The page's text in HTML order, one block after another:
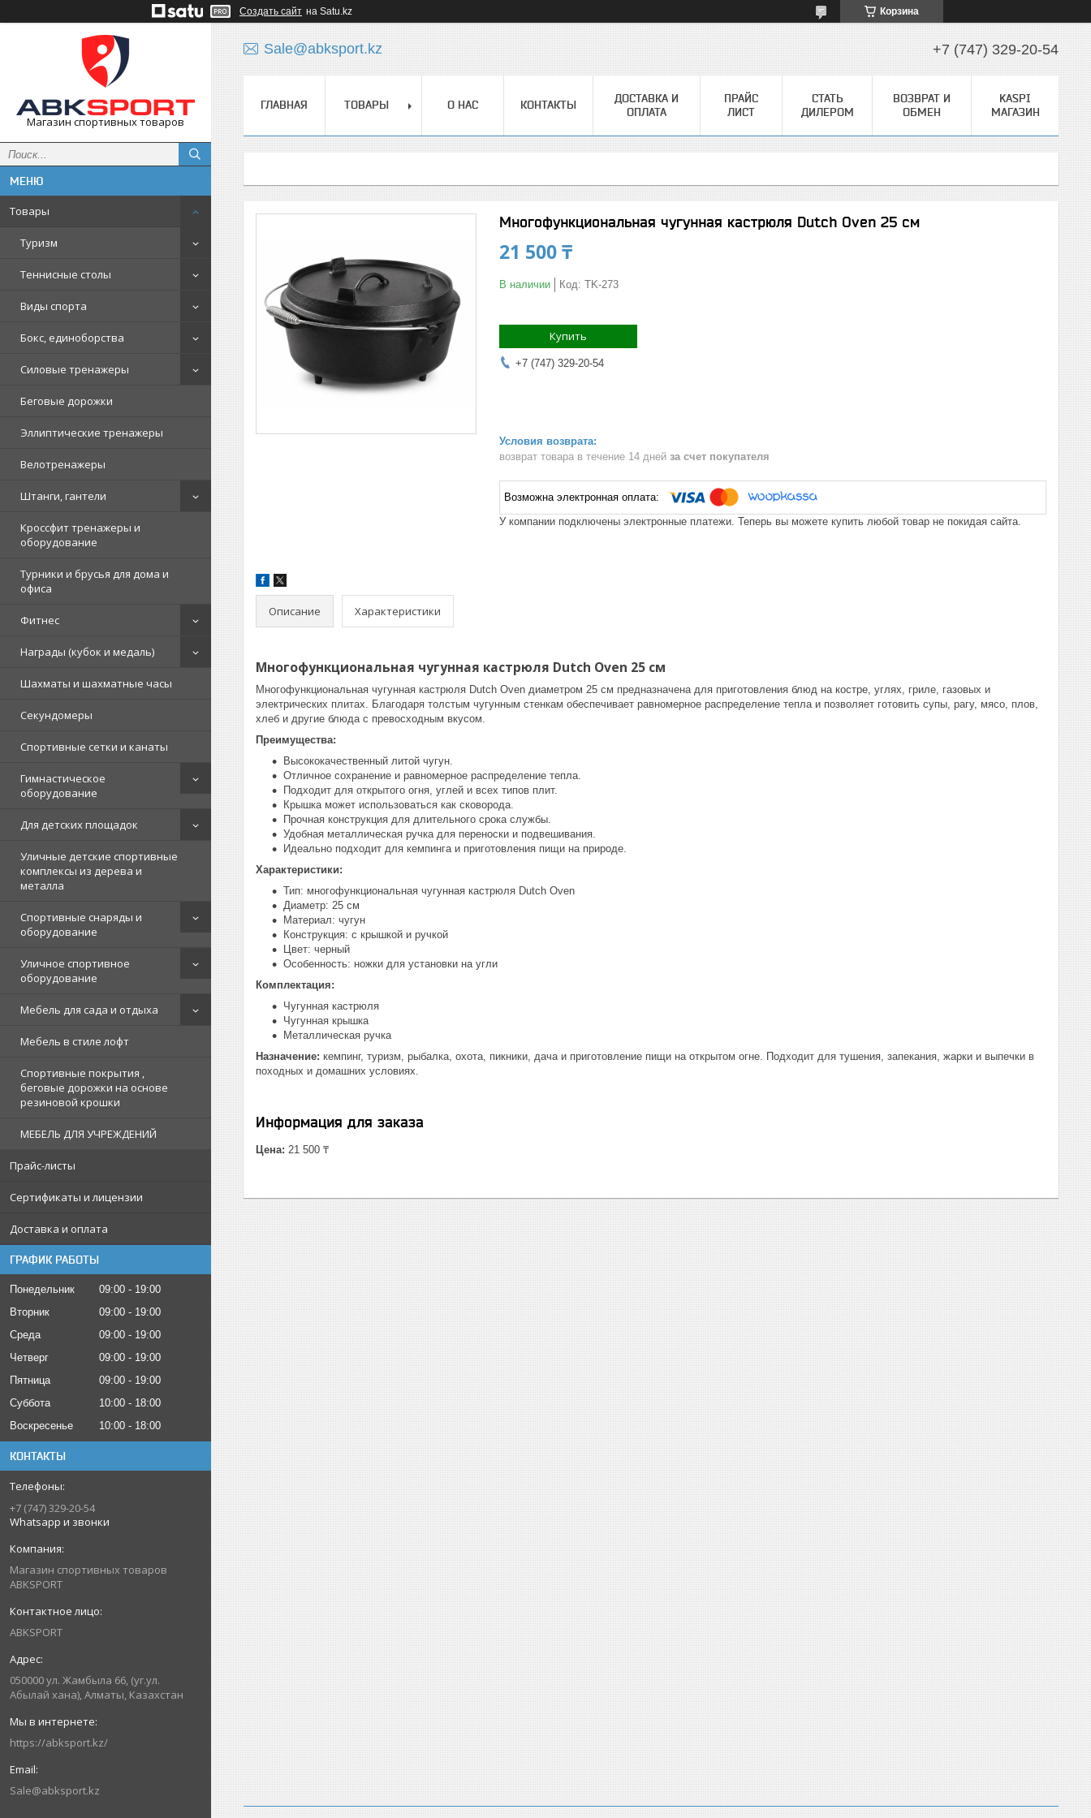
Создать сайт на Satu.kz Корзина
Магазин спортивных товаров
Товары
Туризм
Теннисные столы
Виды спорта
Бокс, единоборства
Силовые тренажеры
Беговые дорожки
Эллиптические тренажеры
Велотренажеры
Штанги, гантели
Кроссфит тренажеры и
оборудование
Турники и брусья для дома и
офиса
Фитнес
Награды (кубок и медаль)
Шахматы и шахматные часы
Секундомеры
Спортивные сетки и канаты
Гимнастическое
оборудование
Для детских площадок
Уличные детские спортивные
комплексы из дерева и
металла
Спортивные снаряды и
оборудование
Уличное спортивное
оборудование
Мебель для сада и отдыха
Мебель в стиле лофт
Спортивные покрытия ,
беговые дорожки на основе
резиновой крошки
МЕБЕЛЬ ДЛЯ УЧРЕЖДЕНИЙ
Прайс-листы
Сертификаты и лицензии
Доставка и оплата
ГРАФИК РАБОТЫ
Понедельник 09:00
19:00
Вторник
09:00
19:00
Среда
09:00
19:00
Четверг
09:00
19:00
Пятница
09:00
19:00
Суббота
10:00
18:00
Воскресенье
10:00 18:00
КОНТАКТЫ
+7 (747) 329-20-54
Whatsapp и звонки
Магазин спортивных товаров
ABKSPORT
ABKSPORT
050000 ул. Жамбыла 66, (уг.ул.
Абылай хана), Алматы, Казахстан
https://abksport.kz/
Sale@abksport.kz
Sale@abksport.kz +7 (747) 329-20-54
ГЛАВНАЯ ТОВАРЫ О НАС КОНТАКТЫ
ДОСТАВКА И
ОПЛАТА
ПРАЙС
ЛИСТ
СТАТЬ
ДИЛЕРОМ
ВОЗВРАТ И
ОБМЕН
KASPI
МАГАЗИН
Многофункциональная чугунная кастрюля Dutch Oven 25 см
21 500 ₸
В наличии Код: TK-273
Купить
+7 (747) 329-20-54
возврат товара в течение 14 дней за счет покупателя
У компании подключены электронные платежи. Теперь вы можете купить любой товар не покидая сайта.
Описание Характеристики
Многофункциональная чугунная кастрюля Dutch Oven 25 см
Многофункциональная чугунная кастрюля Dutch Oven диаметром 25 см предназначена для приготовления блюд на костре, углях, гриле, газовых и
электрических плитах. Благодаря толстым чугунным стенкам обеспечивает равномерное распределение тепла и позволяет готовить супы, рагу, мясо, плов,
хлеб и другие блюда с превосходным вкусом.
Преимущества:
Высококачественный литой чугун.
Отличное сохранение и равномерное распределение тепла.
Подходит для открытого огня, углей и всех типов плит.
Крышка может использоваться как сковорода.
Прочная конструкция для длительного срока службы.
Удобная металлическая ручка для переноски и подвешивания.
Идеально подходит для кемпинга и приготовления пищи на природе.
Характеристики:
Тип: многофункциональная чугунная кастрюля Dutch Oven
Диаметр: 25 см
Материал: чугун
Конструкция: с крышкой и ручкой
Цвет: черный
Особенность: ножки для установки на угли
Комплектация:
Чугунная кастрюля
Чугунная крышка
Металлическая ручка
Назначение: кемпинг, туризм, рыбалка, охота, пикники, дача и приготовление пищи на открытом огне. Подходит для тушения, запекания, жарки и выпечки в
походных и домашних условиях.
Информация для заказа
Цена: 21 500 ₸